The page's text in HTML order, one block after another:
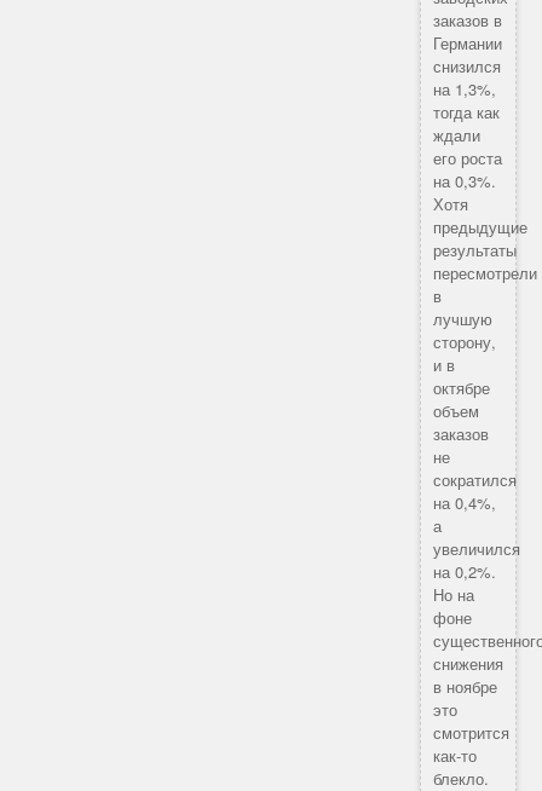
заказов в
Германии
снизился
на 1,3%,
тогда как
ждали
его роста
на 0,3%.
Хотя
предыдущие
результаты
пересмотрели
в
лучшую
сторону,
и в
октябре
объем
заказов
не
сократился
на 0,4%,
а
увеличился
на 0,2%.
Но на
фоне
снижения
в ноябре
это
смотрится
как-то
блекло.